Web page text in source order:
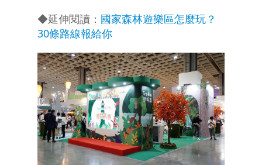
◆延伸閱讀： 國家森林遊樂區怎麼玩？
30條路線報給你